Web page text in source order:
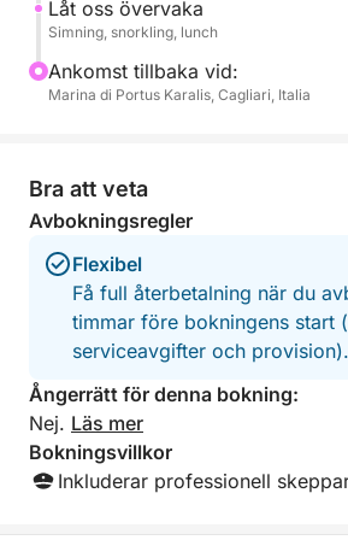
lunch ombord: skaldjursfregola eller
grönsakscouscous, följt av
kaffe. Koppla av på däck, känn
låt havets rytm bära dig.
Cagliari, omgiven av hisnande
oförglömliga minnen från en
Låt oss övervaka
Simning, snorkling, lunch
Ankomst tillbaka vid:
Marina di Portus Karalis, Cagliari, Italia
Bra att veta
Avbokningsregler
Flexibel
Få full återbetalning när du
timmar före bokningens start
serviceavgifter och provision).
Ångerrätt för denna bokning:
Nej. Läs mer
Bokningsvillkor
Inkluderar professionell